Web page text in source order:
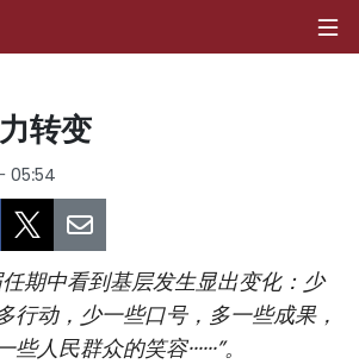
首页
政治
经济
社会
转变
05:54
期中看到基层发生显出变化：少
行动，少一些口号，多一些成果，
人民群众的笑容······”。